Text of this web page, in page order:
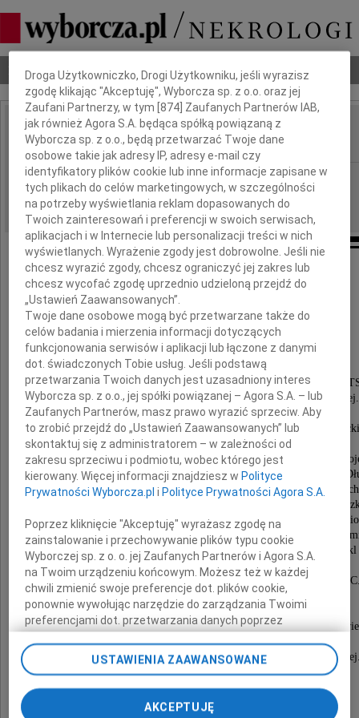
Nekrologi Odeszli Poradnik pogrzebowy
IMIĘ I NAZWISKO: Małgorzata Pałłasz
REGION: Warszawa
DATA EMISJI: 14.10.2025
Czterdzieści lat temu odeszła
Małgorzata Pałłasz
Była aktorką Studenckiego Teatru Satyryków
wieloletnią redaktorką Teatru Telewizji Polskiej.
Kierowała Teatrem Małych Form.
Dzięki niej powstało ponad sto programów
w tym cykl spektakli wg "Pana Tadeusza".
Wśród innych spektakli warto przypomnieć "Opowieści
jednoaktówki Fredry, "Śmierć Komiwojażera", "Zmierzch
Bardzo ceniła Białoszewskiego, Słonimskiego,
Współpracowała z Andrzejem Łapickim, Adamem
Ryszardą Hanin, Zofią Małynicz, Wojciechem
Gustawem Holoubkiem, Zofią Kucówną i innymi
To Jej determinacji widzowie zawdzięczali cykl
Teatr Telewizji na Świecie,
a w szczególności spektakle szekspirowskie
Oddana pracy, kochająca dobrą polszczyznę,
zabiegająca o najwyższy poziom artystyczny.
Piękna i elegancka kobieta. Odeszła przedwcześnie w
wskutek ciężkiej choroby serca
wywołanej głodem podczas okupacji
O chwilę zadumy proszą
Dbamy o Twoją prywatność
Droga Użytkowniczko, Drogi Użytkowniku, jeśli wyrazisz
zgodę klikając "Akceptuję", Wyborcza sp. z o.o. oraz jej
Zaufani Partnerzy, w tym [874 ] Zaufanych Partnerów IAB,
jak również Agora S.A. będąca spółką powiązaną z
Wyborcza sp. z o.o., będą przetwarzać Twoje dane
osobowe takie jak adresy IP, adresy e-mail czy
identyfikatory plików cookie lub inne informacje zapisane w
tych plikach do celów marketingowych, w szczególności
na potrzeby wyświetlania reklam dopasowanych do
Twoich zainteresowań i preferencji w swoich serwisach,
aplikacjach i w Internecie lub personalizacji treści w nich
wyświetlanych. Wyrażenie zgody jest dobrowolne. Jeśli nie
chcesz wyrazić zgody, chcesz ograniczyć jej zakres lub
chcesz wycofać zgodę uprzednio udzieloną przejdź do
„Ustawień Zaawansowanych”.
Twoje dane osobowe mogą być przetwarzane także do
celów badania i mierzenia informacji dotyczących
funkcjonowania serwisów i aplikacji lub łączone z danymi
dot. świadczonych Tobie usług. Jeśli podstawą
przetwarzania Twoich danych jest uzasadniony interes
Wyborcza sp. z o.o., jej spółki powiązanej – Agora S.A. – lub
Zaufanych Partnerów, masz prawo wyrazić sprzeciw. Aby
to zrobić przejdź do „Ustawień Zaawansowanych” lub
skontaktuj się z administratorem – w zależności od
zakresu sprzeciwu i podmiotu, wobec którego jest
kierowany. Więcej informacji znajdziesz w Polityce
Prywatności Wyborcza.pl i Polityce Prywatności Agora S.A.
Poprzez kliknięcie "Akceptuję" wyrażasz zgodę na
zainstalowanie i przechowywanie plików typu cookie
Wyborczej sp. z o. o. jej Zaufanych Partnerów i Agora S.A.
na Twoim urządzeniu końcowym. Możesz też w każdej
chwili zmienić swoje preferencje dot. plików cookie,
ponownie wywołując narzędzie do zarządzania Twoimi
preferencjami dot. przetwarzania danych poprzez
przechodząc do sekcji „Ustawienia zaawansowane”.
Zmiana ustawień plików cookie możliwa jest także za
USTAWIENIA ZAAWANSOWANE
AKCEPTUJĘ